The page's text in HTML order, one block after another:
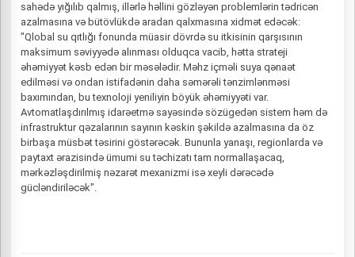
sahədə yığılıb qalmış, illərlə həllini gözləyən problemlərin tədricən
azalmasına və bütövlükdə aradan qalxmasına xidmət edəcək:
"Qlobal su qıtlığı fonunda müasir dövrdə su itkisinin qarşısının
maksimum səviyyədə alınması olduqca vacib, hətta strateji
əhəmiyyət kəsb edən bir məsələdir. Məhz içməli suya qənaət
edilməsi və ondan istifadənin daha səmərəli tənzimlənməsi
baxımından, bu texnoloji yeniliyin böyük əhəmiyyəti var.
Avtomatlaşdırılmış idarəetmə sayəsində sözügedən sistem həm də
infrastruktur qəzalarının sayının kəskin şəkildə azalmasına da öz
birbaşa müsbət təsirini göstərəcək. Bununla yanaşı, regionlarda və
paytaxt ərazisində ümumi su təchizatı tam normallaşacaq,
mərkəzləşdirilmiş nəzarət mexanizmi isə xeyli dərəcədə
gücləndiriləcək".